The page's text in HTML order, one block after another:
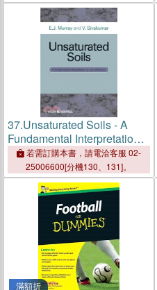
37.Unsaturated Soils - A
Fundamental Interpretation
Of Soil Behaviour
若需訂購本書，請電洽客服 02-
25006600[分機130、131]。
滿額折